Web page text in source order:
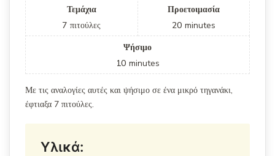
Τεμάχια
7 πιτούλες
Προετοιμασία
20 minutes
Ψήσιμο
10 minutes
Με τις αναλογίες αυτές και ψήσιμο σε ένα μικρό τηγανάκι,
έφτιαξα 7 πιτούλες.
Υλικά: